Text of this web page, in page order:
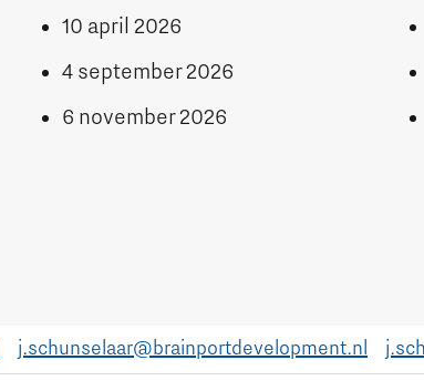
10 april 2026
4 september 2026
6 november 2026
j.schunselaar@brainportdevelopment.nl